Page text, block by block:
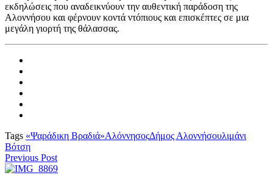
εκδηλώσεις που αναδεικνύουν την αυθεντική παράδοση της
Αλοννήσου και φέρνουν κοντά ντόπιους και επισκέπτες σε μια
μεγάλη γιορτή της θάλασσας.
Tags «Ψαράδικη Βραδιά»ΑλόννησοςΔήμος Αλοννήσουλιμάνι
Βότση
Previous Post